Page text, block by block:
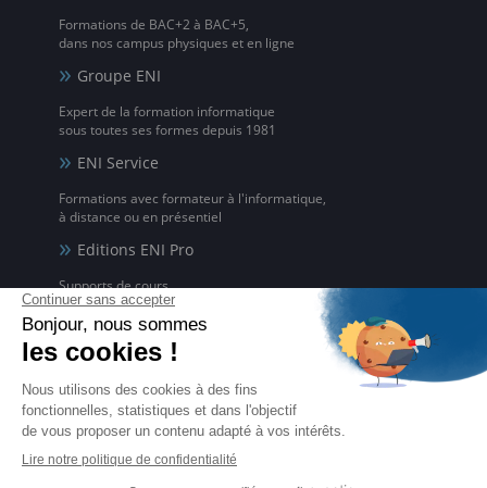
Formations de BAC+2 à BAC+5,
dans nos campus physiques et en ligne
Groupe ENI
Expert de la formation informatique
sous toutes ses formes depuis 1981
ENI Service
Formations avec formateur à l'informatique,
à distance ou en présentiel
Editions ENI Pro
Supports de cours
pour les organismes de formation
ENI elearning
La solution de formation à l'informatique en ligne,
disponible en 5 langues
Certifications ENI
Certifications à l'informatique